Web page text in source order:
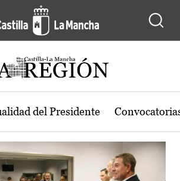
la región de Castilla-
del Presidente